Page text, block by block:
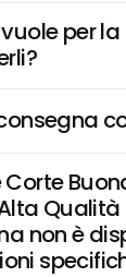
per la
Qualità
non è